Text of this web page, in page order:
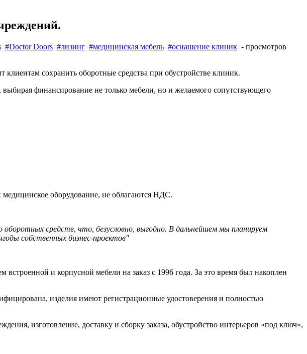
#Doctor Doors #лизинг #медицинская мебель #оснащение клиник - просмотров
сохранить оборотные средства при обустройстве клиник.
финансирование не только мебели, но и желаемого сопутствующего
оборудование, не облагаются НДС.
оборотных средств, что, безусловно, выгодно. В дальнейшем мы планируем
собственных бизнес-проектов"
и корпусной мебели на заказ с 1996 года. За это время был накоплен
изделия имеют регистрационные удостоверения и полностью
изготовление, доставку и сборку заказа, обустройство интерьеров «под ключ»,